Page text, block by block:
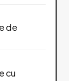
de
cu